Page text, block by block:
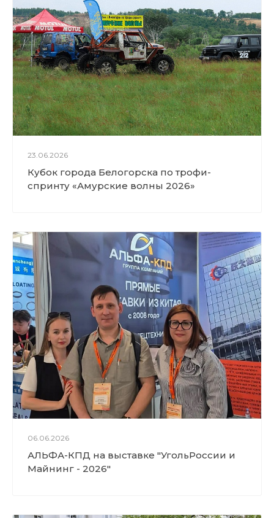
ООО "Альфа-КПД". Бизнес с К
итаем
Обзор автобетоносмесителя
Shacman 6x4 с новой кабиной
Поставка авторефрижератор
Работа асфальтно-бетонного
Обзор на тягач Shacman x300
Обзор автобетононасоса на б
аpе шасси Scania
Обзор автобетоносмесителя
SLM с самозагрузкой
ов
23.06.2026
Кубок города Белогорска по трофи-
спринту «Амурские волны 2026»
06.06.2026
АЛЬФА-КПД на выставке "УгольРоссии и
Майнинг - 2026"